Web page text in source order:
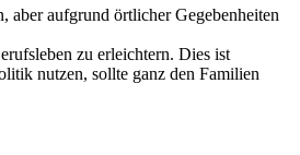
aber aufgrund örtlicher Gegebenheiten
zu erleichtern. Dies ist
nutzen, sollte ganz den Familien